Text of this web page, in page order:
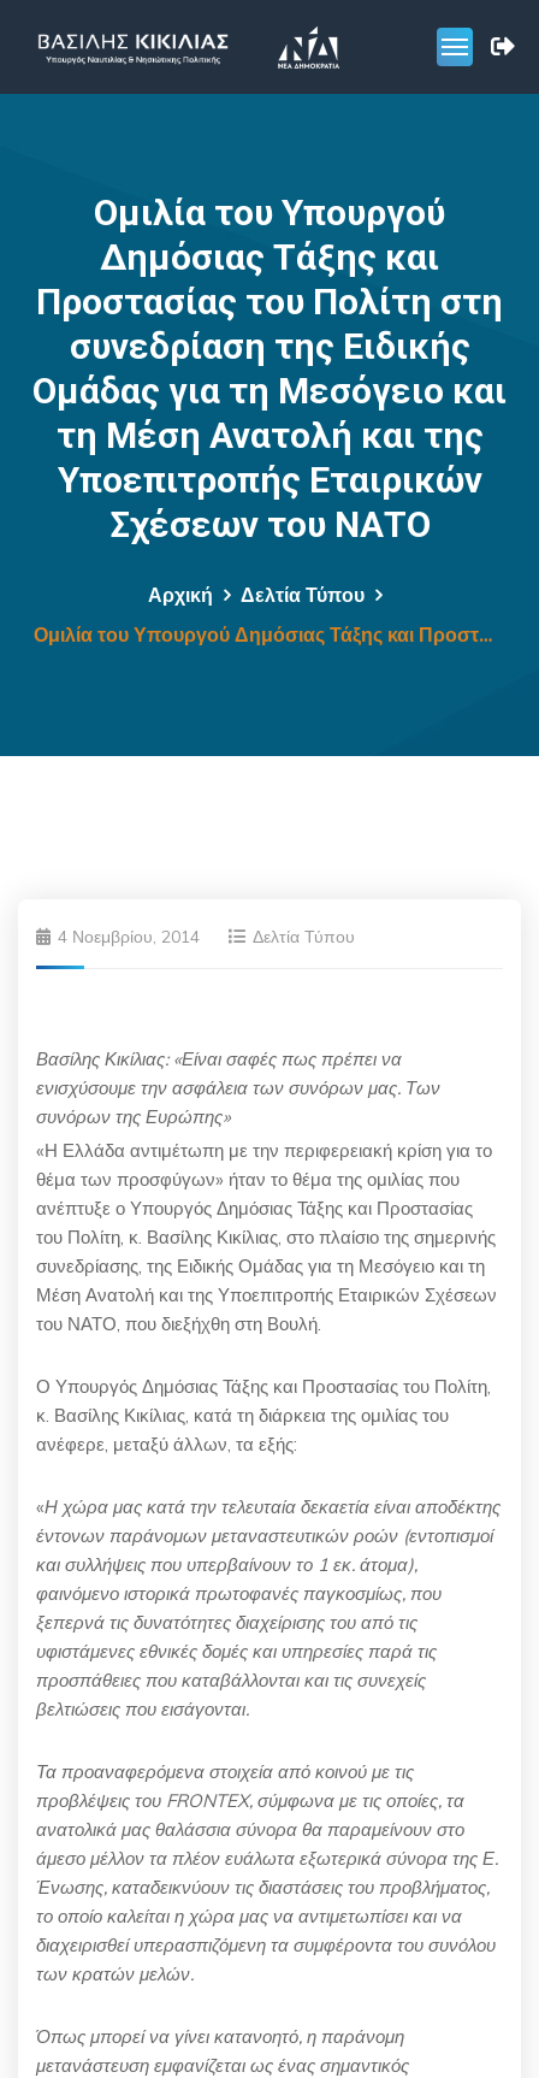
Ομιλία του Υπουργού
Δημόσιας Τάξης και
Προστασίας του Πολίτη στη
συνεδρίαση της Ειδικής
Ομάδας για τη Μεσόγειο και
τη Μέση Ανατολή και της
Υποεπιτροπής Εταιρικών
Σχέσεων του ΝΑΤΟ
Αρχική
Δελτία Τύπου
Ομιλία του Υπουργού Δημόσιας Τάξης και Προστασίας του Πολίτη στη συνεδρίαση της Ειδικής Ομάδας για τη Μεσόγειο και τη Μέση Ανατολή και της Υποεπιτροπής Εταιρικών Σχέσεων του ΝΑΤΟ
4 Νοεμβρίου, 2014 Δελτία Τύπου
Βασίλης Κικίλιας:«Είναι σαφές πως πρέπει να
ενισχύσουμε την ασφάλεια των συνόρων μας. Των
συνόρων της Ευρώπης»
«Η Ελλάδα αντιμέτωπη με την περιφερειακή κρίση για το
θέμα των προσφύγων» ήταν το θέμα της ομιλίας που
ανέπτυξε ο Υπουργός Δημόσιας Τάξης και Προστασίας
του Πολίτη, κ. Βασίλης Κικίλιας, στο πλαίσιο της σημερινής
συνεδρίασης, της Ειδικής Ομάδας για τη Μεσόγειο και τη
Μέση Ανατολή και της Υποεπιτροπής Εταιρικών Σχέσεων
του ΝΑΤΟ, που διεξήχθη στη Βουλή.
Ο Υπουργός Δημόσιας Τάξης και Προστασίας του Πολίτη,
κ. Βασίλης Κικίλιας, κατά τη διάρκεια της ομιλίας του
ανέφερε, μεταξύ άλλων, τα εξής:
«Η χώρα μας κατά την τελευταία δεκαετία είναι αποδέκτης
έντονων παράνομων μεταναστευτικών ροών (εντοπισμοί
και συλλήψεις που υπερβαίνουν το 1 εκ. άτομα),
φαινόμενο ιστορικά πρωτοφανές παγκοσμίως, που
ξεπερνά τις δυνατότητες διαχείρισης του από τις
υφιστάμενες εθνικές δομές και υπηρεσίες παρά τις
προσπάθειες που καταβάλλονται και τις συνεχείς
βελτιώσεις που εισάγονται.
Τα προαναφερόμενα στοιχεία από κοινού με τις
προβλέψεις του FRONTEX, σύμφωνα με τις οποίες, τα
ανατολικά μας θαλάσσια σύνορα θα παραμείνουν στο
άμεσο μέλλον τα πλέον ευάλωτα εξωτερικά σύνορα της Ε.
Ένωσης, καταδεικνύουν τις διαστάσεις του προβλήματος,
το οποίο καλείται η χώρα μας να αντιμετωπίσει και να
διαχειρισθεί υπερασπιζόμενη τα συμφέροντα του συνόλου
των κρατών μελών.
Όπως μπορεί να γίνει κατανοητό, η παράνομη
μετανάστευση εμφανίζεται ως ένας σημαντικός